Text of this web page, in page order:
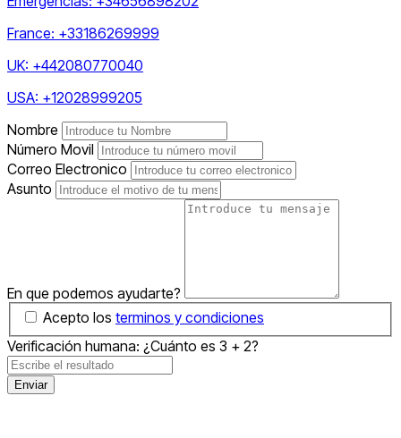
France: +33186269999
UK: +442080770040
USA: +12028999205
Nombre
Número Movil
Correo Electronico
Asunto
En que podemos ayudarte?
Acepto los terminos y condiciones
Verificación humana: ¿Cuánto es 3 + 2?
Enviar